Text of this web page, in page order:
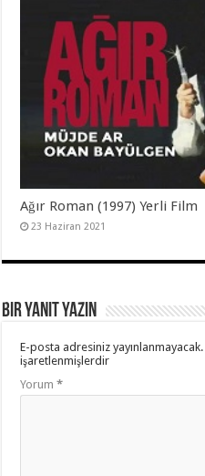
Ağır Roman (1997) Yerli Film
23 Haziran 2021
Bir yanıt yazın
E-posta adresiniz yayınlanmayacak.
işaretlenmişlerdir
Yorum*